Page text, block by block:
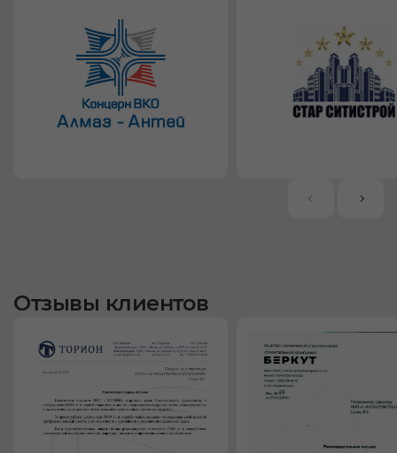
Отзывы клиентов